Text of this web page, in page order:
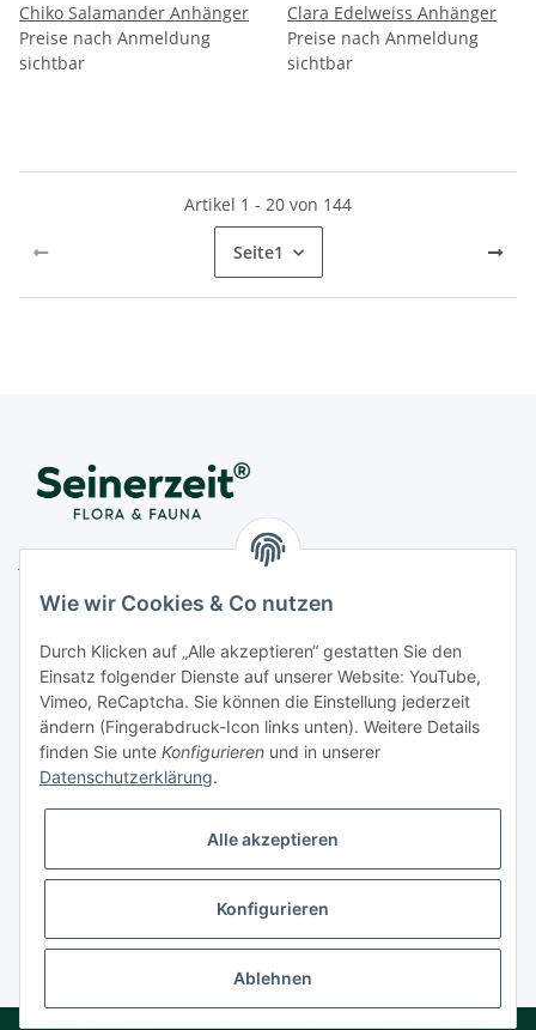
Chiko Salamander Anhänger
Preise nach Anmeldung
sichtbar
Clara Edelweiss Anhänger
Preise nach Anmeldung
sichtbar
Artikel 1 - 20 von 144
Seite1
D - 10711 Berlin
Telefon+49 (0)30 364 123 80
Fax+49 (0)30 364 123 82
Mo-Fr von 11:00 - 17:00 Uhr
E-Mailoffice@seinerzeit-berlin.de
Gesetzliche Informationen
* Alle Preise zzgl. gesetzlicher USt., zzgl.Versand
Wie wir Cookies & Co nutzen
Durch Klicken auf „Alle akzeptieren“ gestatten Sie den
Einsatz folgender Dienste auf unserer Website: YouTube,
Vimeo, ReCaptcha. Sie können die Einstellung jederzeit
ändern (Fingerabdruck-Icon links unten). Weitere Details
finden Sie unte Konfigurieren und in unserer
Datenschutzerklärung.
Alle akzeptieren
Konfigurieren
Ablehnen